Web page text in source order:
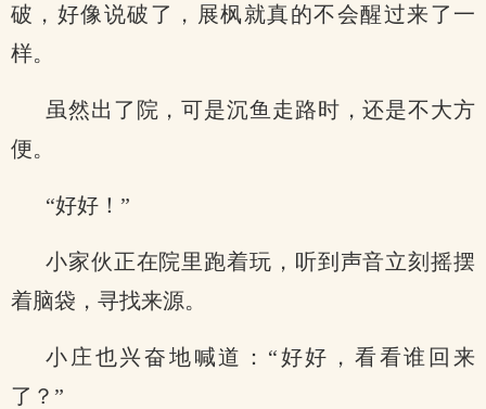
破，好像说破了，展枫就真的不会醒过来了一
样。
虽然出了院，可是沉鱼走路时，还是不大方
便。
“好好！”
小家伙正在院里跑着玩，听到声音立刻摇摆
着脑袋，寻找来源。
小庄也兴奋地喊道：“好好，看看谁回来
了？”